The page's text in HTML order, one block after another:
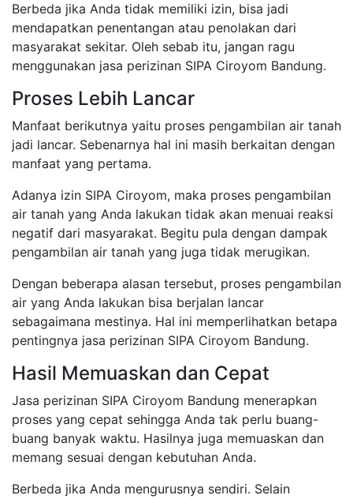
Berbeda jika Anda tidak memiliki izin, bisa jadi
mendapatkan penentangan atau penolakan dari
masyarakat sekitar. Oleh sebab itu, jangan ragu
menggunakan jasa perizinan SIPA Ciroyom Bandung.
Proses Lebih Lancar
Manfaat berikutnya yaitu proses pengambilan air tanah
jadi lancar. Sebenarnya hal ini masih berkaitan dengan
manfaat yang pertama.
Adanya izin SIPA Ciroyom, maka proses pengambilan
air tanah yang Anda lakukan tidak akan menuai reaksi
negatif dari masyarakat. Begitu pula dengan dampak
pengambilan air tanah yang juga tidak merugikan.
Dengan beberapa alasan tersebut, proses pengambilan
air yang Anda lakukan bisa berjalan lancar
sebagaimana mestinya. Hal ini memperlihatkan betapa
pentingnya jasa perizinan SIPA Ciroyom Bandung.
Hasil Memuaskan dan Cepat
Jasa perizinan SIPA Ciroyom Bandung menerapkan
proses yang cepat sehingga Anda tak perlu buang-
buang banyak waktu. Hasilnya juga memuaskan dan
memang sesuai dengan kebutuhan Anda.
Berbeda jika Anda mengurusnya sendiri. Selain